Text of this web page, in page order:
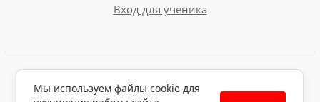
Вход для ученика
Политика обработки персональных данных
Мы используем файлы cookie для